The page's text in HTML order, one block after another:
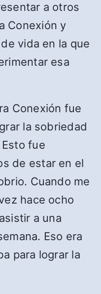
a otros
Conexión y
vida en la que
esa
Conexión fue
la sobriedad
fue
de estar en el
Cuando me
hace ocho
a una
Eso era
para lograr la